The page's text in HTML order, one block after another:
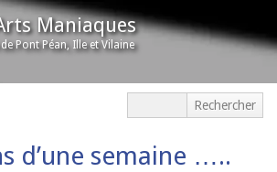
Maniaques
Pont Péan, Ille et Vilaine
d’une semaine …..